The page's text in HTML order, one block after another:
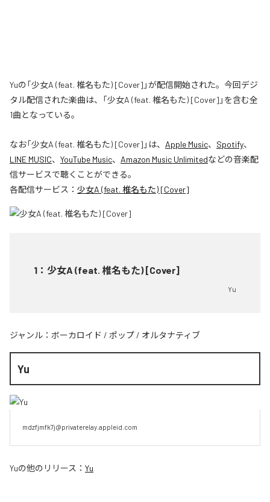
Yuの「少女A (feat. 椎名もた) [Cover]」が配信開始された。今回デジ
タル配信された楽曲は、「少女A (feat. 椎名もた) [Cover]」を含む全
1曲となっている。
なお「少女A (feat. 椎名もた) [Cover] 」は、 Apple Music、 Spotify、
LINE MUSIC、 YouTube Music、 Amazon Music Unlimitedなどの音楽配
信サービスで聴くことができる。
各配信サービス： 少女A (feat. 椎名もた) [Cover]
1 ： 少女A (feat. 椎名もた) [Cover]
Yu
ジャンル： ボーカロイド / ポップ / オルタナティブ
Yu
mdzfjmfk7j@privaterelay.appleid.com
Yuの他のリリース： Yu